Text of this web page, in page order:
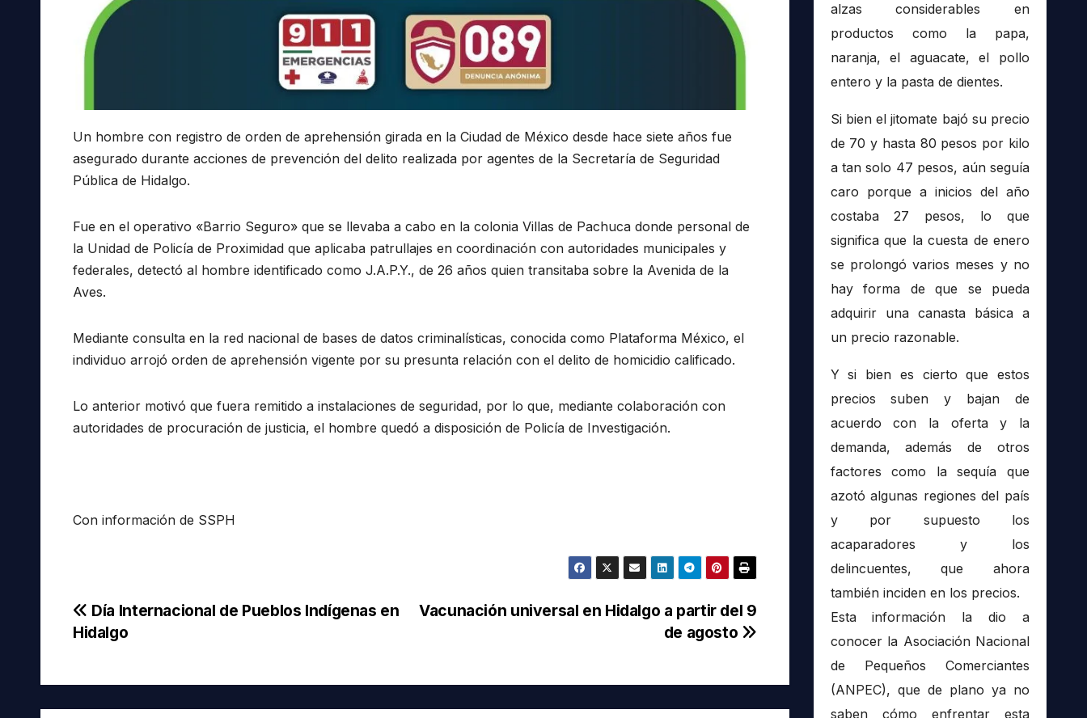
Un hombre con registro de orden de aprehensión girada en la Ciudad de México desde hace siete años fue
asegurado durante acciones de prevención del delito realizada por agentes de la Secretaría de Seguridad
Pública de Hidalgo.
Fue en el operativo «Barrio Seguro» que se llevaba a cabo en la colonia Villas de Pachuca donde personal de
la Unidad de Policía de Proximidad que aplicaba patrullajes en coordinación con autoridades municipales y
federales, detectó al hombre identificado como J.A.P.Y., de 26 años quien transitaba sobre la Avenida de la
Aves.
Mediante consulta en la red nacional de bases de datos criminalísticas, conocida como Plataforma México, el
individuo arrojó orden de aprehensión vigente por su presunta relación con el delito de homicidio calificado.
Lo anterior motivó que fuera remitido a instalaciones de seguridad, por lo que, mediante colaboración con
autoridades de procuración de justicia, el hombre quedó a disposición de Policía de Investigación.
Con información de SSPH
Navegación
entradas
Vacunación universal en Hidalgo a partir del 9
de agosto
Día Internacional de Pueblos Indígenas en
Hidalgo
alzas considerables en
productos como la papa,
naranja, el aguacate, el pollo
entero y la pasta de dientes.
Si bien el jitomate bajó su precio
de 70 y hasta 80 pesos por kilo
a tan solo 47 pesos, aún seguía
caro porque a inicios del año
costaba 27 pesos, lo que
significa que la cuesta de enero
se prolongó varios meses y no
hay forma de que se pueda
adquirir una canasta básica a
un precio razonable.
Y si bien es cierto que estos
precios suben y bajan de
acuerdo con la oferta y la
demanda, además de otros
factores como la sequía que
azotó algunas regiones del país
y por supuesto los
acaparadores y los
delincuentes, que ahora
también inciden en los precios.
Esta información la dio a
conocer la Asociación Nacional
de Pequeños Comerciantes
(ANPEC), que de plano ya no
saben cómo enfrentar esta